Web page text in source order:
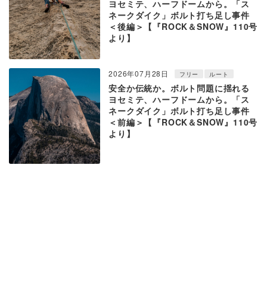
ヨセミテ、ハーフドームから。「ス
ネークダイク」ボルト打ち足し事件
＜後編＞【『ROCK＆SNOW』110号
より】
2026年07月28日 フリー ルート
安全か伝統か。ボルト問題に揺れる
ヨセミテ、ハーフドームから。「ス
ネークダイク」ボルト打ち足し事件
＜前編＞【『ROCK＆SNOW』110号
より】